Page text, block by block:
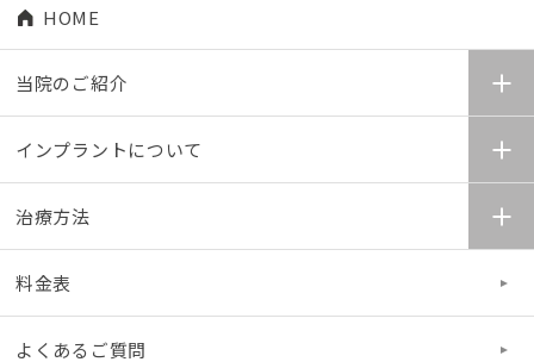
HOME
当院のご紹介
インプラントについて
治療方法
料金表
よくあるご質問